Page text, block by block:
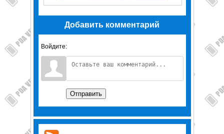
Добавить комментарий
Войдите:
Отправить